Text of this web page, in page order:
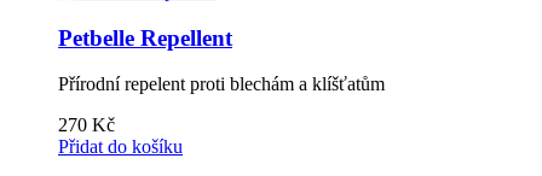
Petbelle Repellent
Přírodní repelent proti blechám a klíšťatům
270 Kč
Přidat do košíku